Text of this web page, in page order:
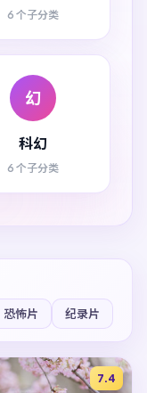
6 个子分类
幻
科幻
6 个子分类
恐怖片 纪录片
7.4